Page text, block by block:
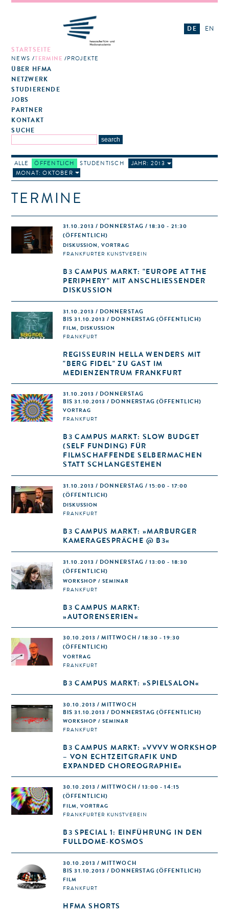
STARTSEITE
NEWS TERMINE PROJEKTE
ÜBER HFMA
NETZWERK
STUDIERENDE
JOBS
PARTNER
KONTAKT
SUCHE
DE EN
ALLE ÖFFENTLICH STUDENTISCH
JAHR: 2013
MONAT: OKTOBER
TERMINE
31.10.2013 / DONNERSTAG / 18:30 - 21:30
(ÖFFENTLICH)
DISKUSSION, VORTRAG
FRANKFURTER KUNSTVEREIN
B3 CAMPUS MARKT: "EUROPE AT THE
PERIPHERY" MIT ANSCHLIESSENDER
DISKUSSION
31.10.2013 / DONNERSTAG
BIS 31.10.2013 / DONNERSTAG (ÖFFENTLICH)
FILM, DISKUSSION
FRANKFURT
REGISSEURIN HELLA WENDERS MIT
"BERG FIDEL" ZU GAST IM
MEDIENZENTRUM FRANKFURT
31.10.2013 / DONNERSTAG
BIS 31.10.2013 / DONNERSTAG (ÖFFENTLICH)
VORTRAG
FRANKFURT
B3 CAMPUS MARKT: SLOW BUDGET
(SELF FUNDING) FÜR
FILMSCHAFFENDE SELBERMACHEN
STATT SCHLANGESTEHEN
31.10.2013 / DONNERSTAG / 15:00 - 17:00
(ÖFFENTLICH)
DISKUSSION
FRANKFURT
B3 CAMPUS MARKT: »MARBURGER
KAMERAGESPRÄCHE @ B3«
31.10.2013 / DONNERSTAG / 13:00 - 18:30
(ÖFFENTLICH)
WORKSHOP / SEMINAR
FRANKFURT
B3 CAMPUS MARKT:
»AUTORENSERIEN«
30.10.2013 / MITTWOCH / 18:30 - 19:30
(ÖFFENTLICH)
VORTRAG
FRANKFURT
B3 CAMPUS MARKT: »SPIELSALON«
30.10.2013 / MITTWOCH
BIS 31.10.2013 / DONNERSTAG (ÖFFENTLICH)
WORKSHOP / SEMINAR
FRANKFURT
B3 CAMPUS MARKT: »VVVV WORKSHOP
– VON ECHTZEITGRAFIK UND
EXPANDED CHOREOGRAPHIE«
30.10.2013 / MITTWOCH / 13:00 - 14:15
(ÖFFENTLICH)
FILM, VORTRAG
FRANKFURTER KUNSTVEREIN
B3 SPECIAL 1: EINFÜHRUNG IN DEN
FULLDOME-KOSMOS
30.10.2013 / MITTWOCH
BIS 31.10.2013 / DONNERSTAG (ÖFFENTLICH)
FILM
FRANKFURT
HFMA SHORTS